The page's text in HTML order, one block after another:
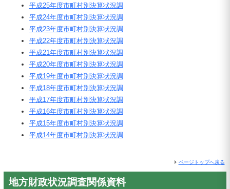
平成25年度市町村別決算状況調
平成24年度市町村別決算状況調
平成23年度市町村別決算状況調
平成22年度市町村別決算状況調
平成21年度市町村別決算状況調
平成20年度市町村別決算状況調
平成19年度市町村別決算状況調
平成18年度市町村別決算状況調
平成17年度市町村別決算状況調
平成16年度市町村別決算状況調
平成15年度市町村別決算状況調
平成14年度市町村別決算状況調
ページトップへ戻る
地方財政状況調査関係資料